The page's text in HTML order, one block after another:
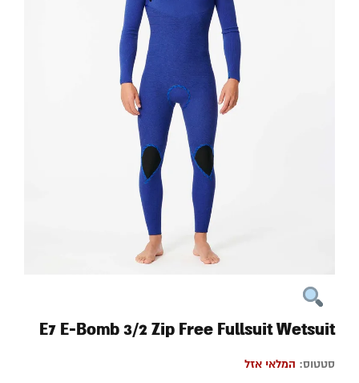
E7 E-Bomb 3/2 Zip Free Fullsuit Wetsuit
סטטוס: המלאי אזל